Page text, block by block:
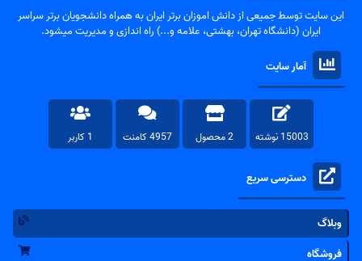
این سایت توسط جمیعی از دانش اموزان برتر ایران به همراه دانشجویان برتر سراسر
ایران (دانشگاه تهران، بهشتی، علامه و...) راه اندازی و مدیریت میشود.
آمار سایت
15003 نوشته 2 محصول 4957 کامنت 1 کاربر
دسترسی سریع
وبلاگ
فروشگاه